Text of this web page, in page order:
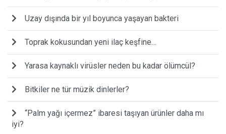
Uzay dışında bir yıl boyunca yaşayan bakteri
Toprak kokusundan yeni ilaç keşfine…
Yarasa kaynaklı virüsler neden bu kadar ölümcül?
Bitkiler ne tür müzik dinlerler?
“Palm yağı içermez” ibaresi taşıyan ürünler daha mı
iyi?